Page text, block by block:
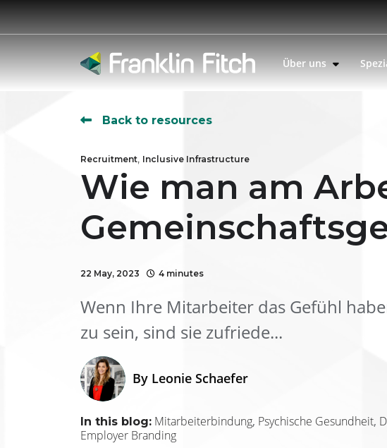
Über uns
Back to resources
Recruitment, Inclusive Infrastructure
Wie man am
22 May, 2023 4 minutes
Wenn Ihre Mitarbeiter das Gefühl
zu sein, sind sie zufriede...
By Leonie Schaefer
In this blog: Mitarbeiterbindung Psychische Gesundheit
Employer Branding